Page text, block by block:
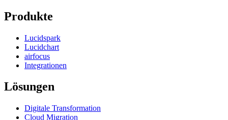
Produkte
Lucidspark
Lucidchart
airfocus
Integrationen
Lösungen
Digitale Transformation
Cloud Migration